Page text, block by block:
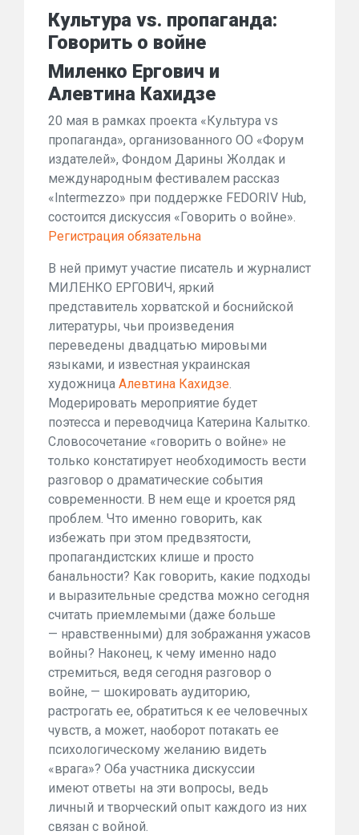
Культура vs. пропаганда:
Говорить о войне
Миленко Ергович и
Алевтина Кахидзе
20 мая в рамках проекта «Культура vs
пропаганда», организованного ОО «Форум
издателей», Фондом Дарины Жолдак и
международным фестивалем рассказ
«Intermezzo» при поддержке FEDORIV Hub,
состоится дискуссия «Говорить о войне».
Регистрация обязательна
В ней примут участие писатель и журналист
МИЛЕНКО ЕРГОВИЧ, яркий
представитель хорватской и боснийской
литературы, чьи произведения
переведены двадцатью мировыми
языками, и известная украинская
художница Алевтина Кахидзе.
Модерировать мероприятие будет
поэтесса и переводчица Катерина Калытко.
Словосочетание «говорить о войне» не
только констатирует необходимость вести
разговор о драматические события
современности. В нем еще и кроется ряд
проблем. Что именно говорить, как
избежать при этом предвзятости,
пропагандистских клише и просто
банальности? Как говорить, какие подходы
и выразительные средства можно сегодня
считать приемлемыми (даже больше
— нравственными) для зображання ужасов
войны? Наконец, к чему именно надо
стремиться, ведя сегодня разговор о
войне, — шокировать аудиторию,
растрогать ее, обратиться к ее человечных
чувств, а может, наоборот потакать ее
психологическому желанию видеть
«врага»? Оба участника дискуссии
имеют ответы на эти вопросы, ведь
личный и творческий опыт каждого из них
связан с войной.